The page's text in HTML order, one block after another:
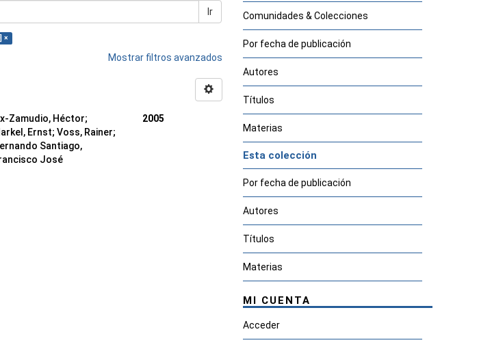
Ir
×
Mostrar filtros avanzados
Zamudio, Héctor;
Ernst; Voss, Rainer;
Santiago,
José
2005
Comunidades & Colecciones
Por fecha de publicación
Autores
Títulos
Materias
Esta colección
Por fecha de publicación
Autores
Títulos
Materias
MI CUENTA
Acceder